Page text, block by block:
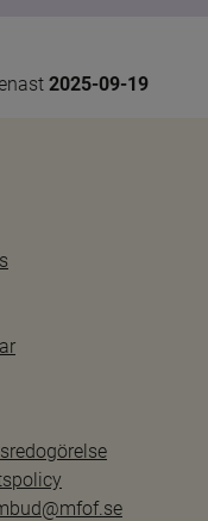
2025-09-19